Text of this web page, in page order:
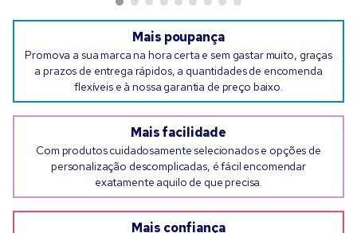
Mais poupança
Promova a sua marca na hora certa e sem gastar muito, graças
a prazos de entrega rápidos, a quantidades de encomenda
flexíveis e à nossa garantia de preço baixo.
Mais facilidade
Com produtos cuidadosamente selecionados e opções de
personalização descomplicadas, é fácil encomendar
exatamente aquilo de que precisa.
Mais confiança